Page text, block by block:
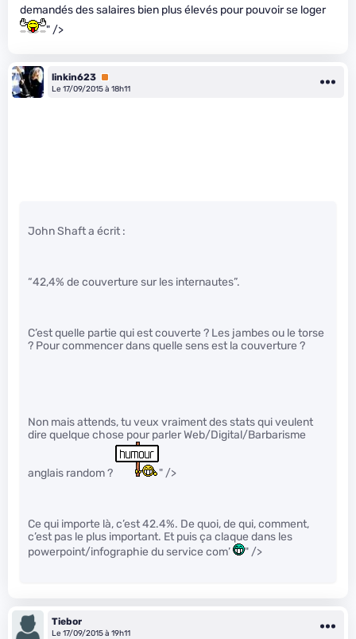
demandés des salaires bien plus élevés pour pouvoir se loger
" />
linkin623 Premium
Le 17/09/2015 à 18h11
John Shaft a écrit :
“42,4% de couverture sur les internautes”.
C’est quelle partie qui est couverte ? Les jambes ou le torse
? Pour commencer dans quelle sens est la couverture ?
Non mais attends, tu veux vraiment des stats qui veulent
dire quelque chose pour parler Web/Digital/Barbarisme
anglais random ? " />
Ce qui importe là, c’est 42.4%. De quoi, de qui, comment,
c’est pas le plus important. Et puis ça claque dans les
powerpoint/infographie du service com’
" />
Tiebor
Le 17/09/2015 à 19h11